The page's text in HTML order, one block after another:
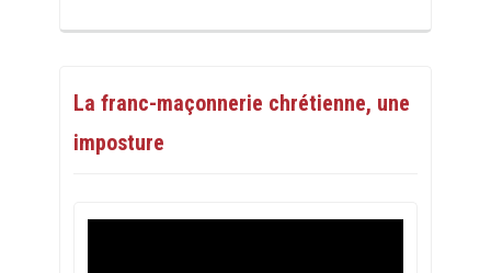
La franc-maçonnerie chrétienne, une
imposture